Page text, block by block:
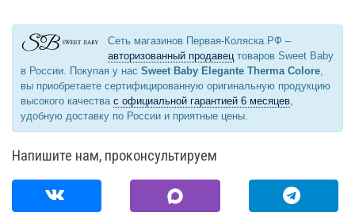
Сеть магазинов Первая-Коляска.РФ –
авторизованный продавец товаров Sweet Baby
в России. Покупая у нас Sweet Baby Elegante Therma Colore
вы приобретаете сертифицированную оригинальную продукцию
высокого качества с официальной гарантией 6 месяцев
удобную доставку по России и приятные цены.
Напишите нам, проконсультируем